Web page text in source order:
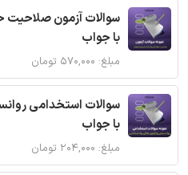
سوالات آزمون صلاحیت
با جواب
مبلغ: ۵۷۰,۰۰۰ تومان
سوالات استخدامی
با جواب
مبلغ: ۲۰۴,۰۰۰ تومان